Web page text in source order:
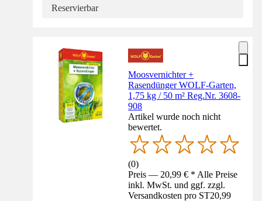
Reservierbar
Moosvernichter +
Rasendünger WOLF-Garten,
1,75 kg / 50 m² Reg.Nr. 3608-
908
Artikel wurde noch nicht
bewertet.
(0)
Preis — 20,99 € * Alle Preise
inkl. MwSt. und ggf. zzgl.
Versandkosten pro ST20,99